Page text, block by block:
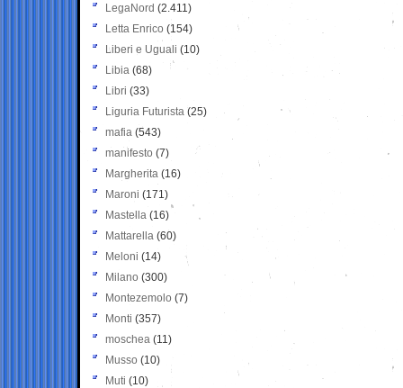
LegaNord (2.411)
Letta Enrico (154)
Liberi e Uguali (10)
Libia (68)
Libri (33)
Liguria Futurista (25)
mafia (543)
manifesto (7)
Margherita (16)
Maroni (171)
Mastella (16)
Mattarella (60)
Meloni (14)
Milano (300)
Montezemolo (7)
Monti (357)
moschea (11)
Musso (10)
Muti (10)